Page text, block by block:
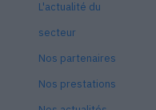
L'actualité du
secteur
Nos partenaires
Nos prestations